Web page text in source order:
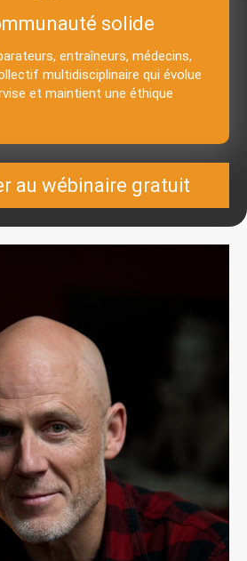
solide
entraîneurs, médecins,
multidisciplinaire qui évolue
et maintient une éthique
au wébinaire gratuit